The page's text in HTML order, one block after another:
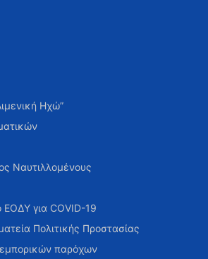
Ηχώ”
Ναυτιλλομένους
ΕΟΔΥ για COVID-19
Πολιτικής Προστασίας
παρόχων